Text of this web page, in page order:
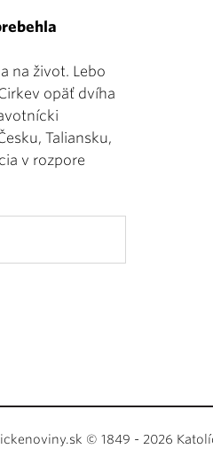
na život. Lebo
opäť dvíha
Taliansku,
v rozpore
© 1849 - 2026